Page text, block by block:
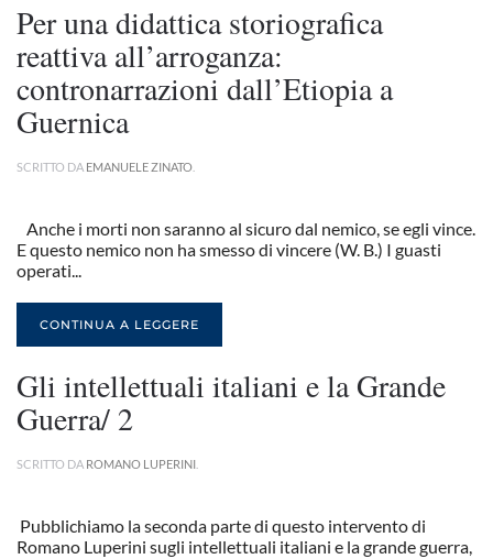
Per una didattica storiografica
reattiva all’arroganza:
contronarrazioni dall’Etiopia a
Guernica
SCRITTO DA EMANUELE ZINATO
Anche i morti non saranno al sicuro dal nemico, se egli vince.
E questo nemico non ha smesso di vincere (W. B.) I guasti
operati...
CONTINUA A LEGGERE
Gli intellettuali italiani e la Grande
Guerra/ 2
SCRITTO DA ROMANO LUPERINI
Pubblichiamo la seconda parte di questo intervento di
Romano Luperini sugli intellettuali italiani e la grande guerra,